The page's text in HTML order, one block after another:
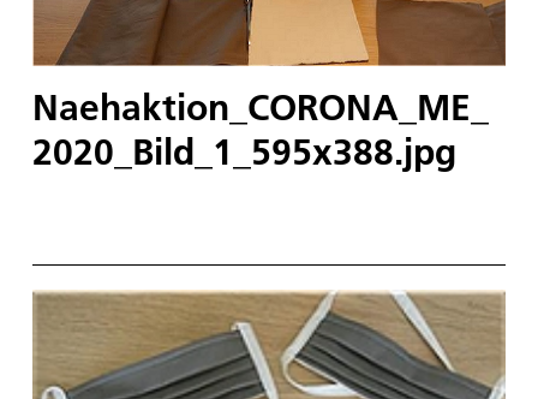
Naehaktion_CORONA_ME_
2020_Bild_1_595x388.jpg